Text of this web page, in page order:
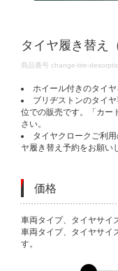
タイヤ履き替え
DETAILS
商品番号 change-tire-
ホイール付きのタイヤ
ブリヂストンのタイ
位での販売です。「カー
さい。
タイヤクロークご利
ヤ履き替え予約をお願い
価格
VARIATIONS
車両タイプ、タイヤサイ
車両タイプ、タイヤサイ
す。